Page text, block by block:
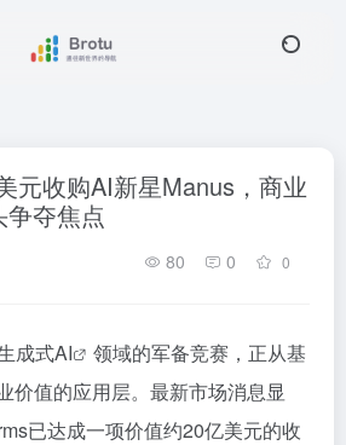
元收购AI新星Manus，商业
夺焦点
80 0 0
成式AI
领域的军备竞赛，正从基
价值的应用层。最新市场消息显
已达成一项价值约20亿美元的收